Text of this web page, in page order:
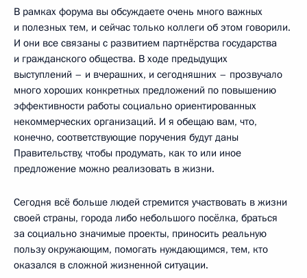
В рамках форума вы обсуждаете очень много важных
и полезных тем, и сейчас только коллеги об этом говорили.
И они все связаны с развитием партнёрства государства
и гражданского общества. В ходе предыдущих
выступлений – и вчерашних, и сегодняшних – прозвучало
много хороших конкретных предложений по повышению
эффективности работы социально ориентированных
некоммерческих организаций. И я обещаю вам, что,
конечно, соответствующие поручения будут даны
Правительству, чтобы продумать, как то или иное
предложение можно реализовать в жизни.
Сегодня всё больше людей стремится участвовать в жизни
своей страны, города либо небольшого посёлка, браться
за социально значимые проекты, приносить реальную
пользу окружающим, помогать нуждающимся, тем, кто
оказался в сложной жизненной ситуации.